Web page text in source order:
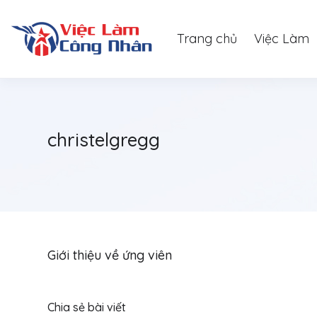
Trang chủ Việc Làm
christelgregg
Giới thiệu về ứng viên
Chia sẻ bài viết